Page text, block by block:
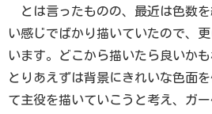
とは言ったものの、最近は色数
い感じでばかり描いていたので、
います。どこから描いたら良いかも
とりあえずは背景にきれいな色面
て主役を描いていこうと考え、ガ